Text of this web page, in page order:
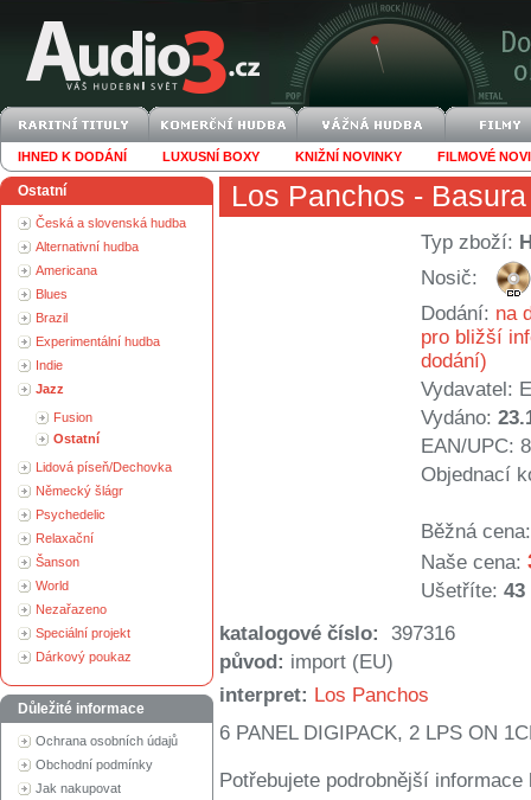
IHNED K DODÁNÍ LUXUSNÍ BOXY KNIŽNÍ NOVINKY FILMOVÉ
Ostatní
Česká a slovenská hudba
Alternativní hudba
Americana
Blues
Brazil
Experimentální hudba
Indie
Jazz
Fusion
Ostatní
Lidová píseň/Dechovka
Německý šlágr
Psychedelic
Relaxační
Šanson
World
Nezařazeno
Speciální projekt
Dárkový poukaz
Důležité informace
Ochrana osobních údajů
Obchodní podmínky
Jak nakupovat
Los Panchos -
Typ zboží:
Nosič:
Dodání: na
pro bližší
dodání)
Vydavatel:
Vydáno:
EAN/UPC:
Objednací
Běžná cena:
Naše cena:
Ušetříte: 43
katalogové číslo:
397316
původ: import (EU)
interpret: Los Panchos
6 PANEL DIGIPACK, 2 LPS ON
Potřebujete podrobnější